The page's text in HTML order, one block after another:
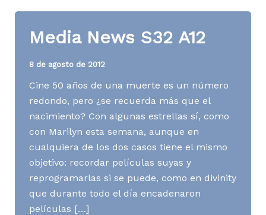
Media News S32 A12
8 de agosto de 2012
Cine 50 años de una muerte es un número
redondo, pero ¿se recuerda más que el
nacimiento? Con algunas estrellas sí, como
con Marilyn esta semana, aunque en
cualquiera de los dos casos tiene el mismo
objetivo: recordar películas suyas y
reprogramarlas si se puede, como en divinity
que durante todo el día encadenaron
películas […]